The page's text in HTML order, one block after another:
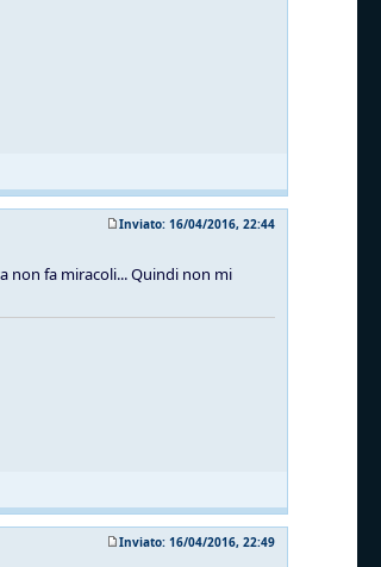
Inviato: 16/04/2016, 22:44
non fa miracoli... Quindi non mi
Inviato: 16/04/2016, 22:49